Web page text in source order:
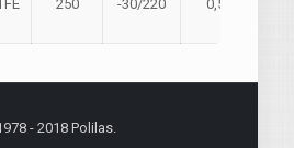
250 -30/220 0,5
- 2018 Polilas.